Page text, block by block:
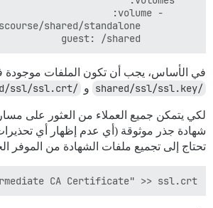
في الأساس، يجب أن تكون الملفات موجودة
/shared/ssl/ssl.key و /shared/ssl/ssl.crt
لكي يتمكن جميع العملاء من العثور على
شهادة جذر موثوقة (أي عدم إظهار أي
تحتاج إلى تجميع ملفات الشهادة من الموفر
CA Certificate" >> ssl.crt